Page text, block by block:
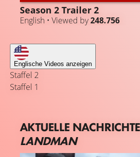
Season 2 Trailer 2
English • Viewed by248.756
Englische Videos anzeigen
Staffel 2
Staffel 1
AKTUELLE
LANDMAN